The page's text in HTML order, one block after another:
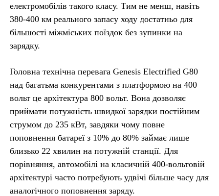
електромобілів такого класу. Тим не менш, навіть
380-400 км реального запасу ходу достатньо для
більшості міжміських поїздок без зупинки на
зарядку.
Головна технічна перевага Genesis Electrified G80
над багатьма конкурентами з платформою на 400
вольт це архітектура 800 вольт. Вона дозволяє
приймати потужність швидкої зарядки постійним
струмом до 235 кВт, завдяки чому повне
поповнення батареї з 10% до 80% займає лише
близько 22 хвилин на потужній станції. Для
порівняння, автомобілі на класичній 400-вольтовій
архітектурі часто потребують удвічі більше часу для
аналогічного поповнення заряду.